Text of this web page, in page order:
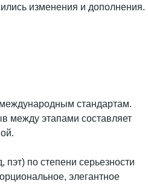
изменения и дополнения.
стандартам.
между этапами составляет
по степени серьезности
элегантное